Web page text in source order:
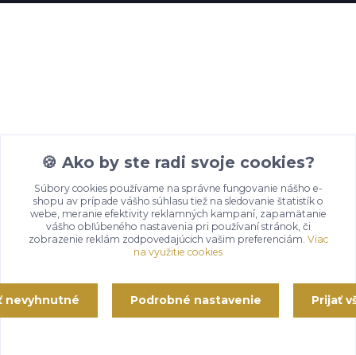
🍪 Ako by ste radi svoje cookies?
Súbory cookies používame na správne fungovanie nášho e-
shopu av prípade vášho súhlasu tiež na sledovanie štatistík o
webe, meranie efektivity reklamných kampaní, zapamätanie
vášho obľúbeného nastavenia pri používaní stránok, či
zobrazenie reklám zodpovedajúcich vašim preferenciám. Viac
na využitie cookies
nevyhnutné Podrobné nastavenie Prijať